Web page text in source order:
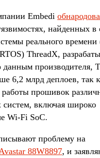
Embedi
найденных в
реального
ThreadX,
производителя,
6,2 млрд деплоев, так
работы прошивок
систем, включая широко
Wi-Fi SoC.
проблему на
88W8897, и